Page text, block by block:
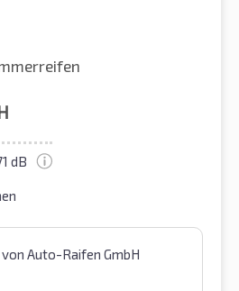
dB
von Auto-Raifen GmbH